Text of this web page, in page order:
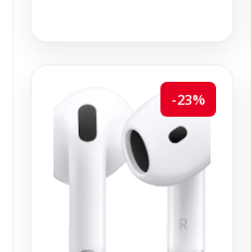
-23%